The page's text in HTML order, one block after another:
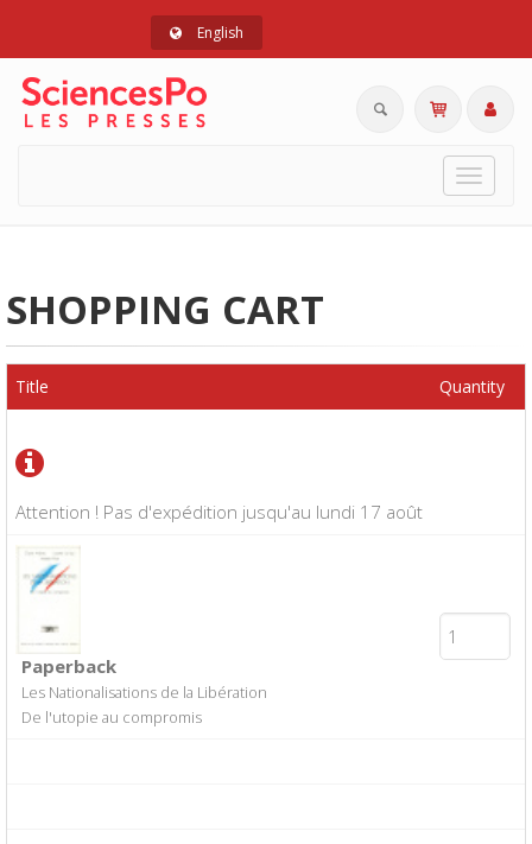
English
Toggle
SHOPPING CART
Attention ! Pas d'expédition jusqu'au lundi 17 août
Title Quantity
Paperback
Les Nationalisations de la Libération
De l'utopie au compromis